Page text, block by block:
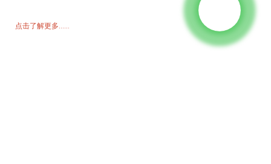
点击了解更多......